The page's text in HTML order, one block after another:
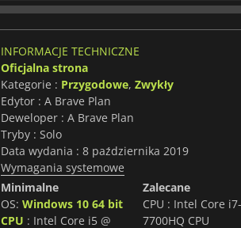
INFORMACJE TECHNICZNE
Oficjalna strona
Kategorie : Przygodowe, Zwykły
Edytor : A Brave Plan
Deweloper : A Brave Plan
Tryby : Solo
Data wydania : 8 października 2019
Wymagania systemowe
Minimalne
OS: Windows 10 64 bit
CPU : Intel Core i5 @
Zalecane
CPU : Intel Core i7-
7700HQ CPU